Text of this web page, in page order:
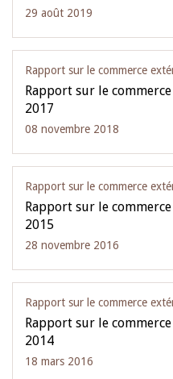
29 août 2019
Rapport sur le commerce
Rapport sur le
2017
08 novembre 2018
Rapport sur le commerce
Rapport sur le
2015
28 novembre 2016
Rapport sur le commerce
Rapport sur le
2014
18 mars 2016